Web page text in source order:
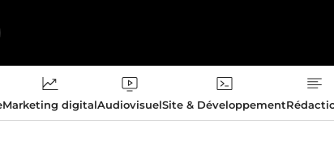
Marketing digitalAudiovisuelSite & Développement